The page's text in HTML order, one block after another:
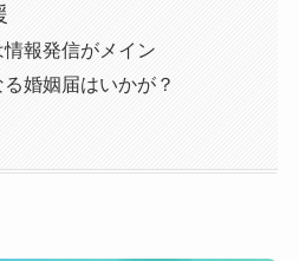
報発信がメイン
婚姻届はいかが？